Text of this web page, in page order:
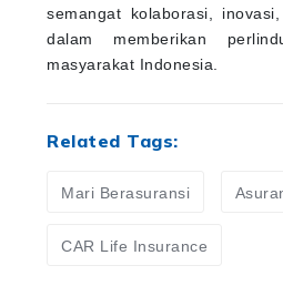
semangat kolaborasi,
dalam memberikan
masyarakat Indonesia.
Related Tags:
Mari Berasuransi
CAR Life Insurance